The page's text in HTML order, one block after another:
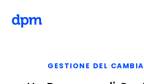
GESTIONE DEL